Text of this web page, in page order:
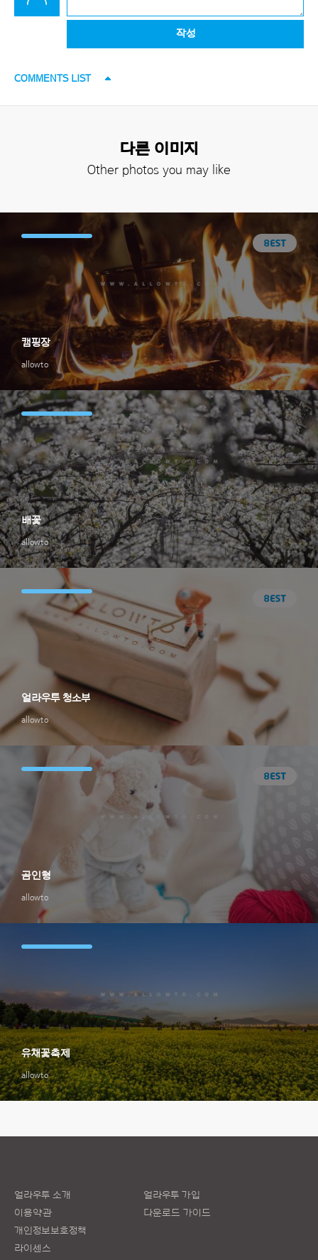
작성
COMMENTS LIST
다른 이미지
Other photos you may like
allowto
캠핑장
allowto
배꽃
allowto
얼라우투 청소부
allowto
곰인형
allowto
유채꽃축제
얼라우투 소개
이용약관
개인정보보호정책
라이센스
얼라우투 가입
다운로드 가이드